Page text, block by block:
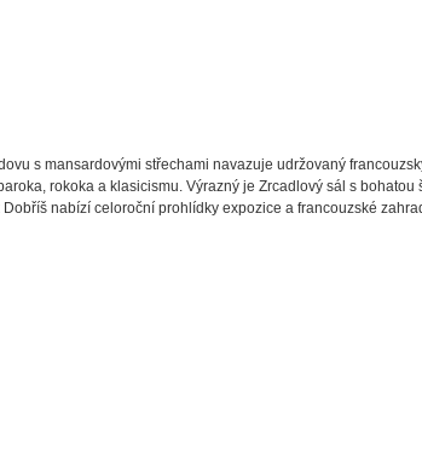
s mansardovými střechami navazuje udržovaný
rokoka a klasicismu. Výrazný je Zrcadlový sál s bohatou
nabízí celoroční prohlídky expozice a francouzské